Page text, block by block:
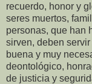
recuerdo, honor y
seres muertos,
personas, que han
sirven, deben
buena y muy
deontológico,
de justicia y